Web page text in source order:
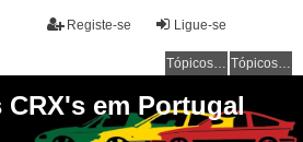
Ligue-se
Registe-se
Tópicos sem resposta Tópicos ativos
em Portugal